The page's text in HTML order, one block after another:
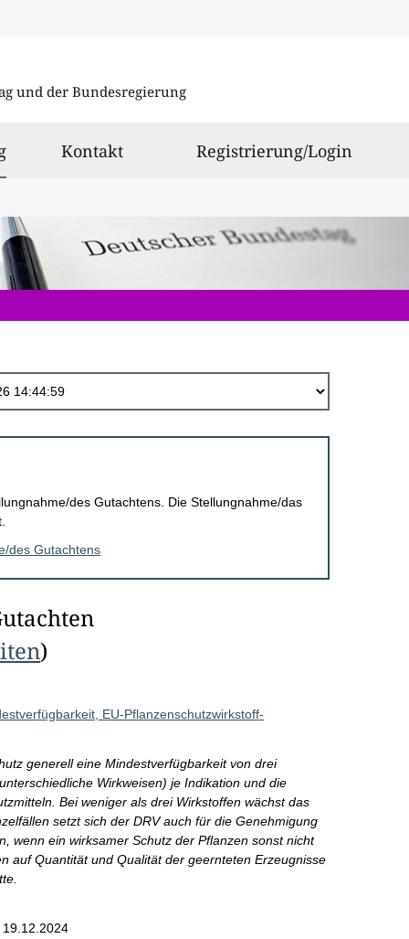
und der Bundesregierung
ausgewählt
Kontakt Registrierung/Login
des Gutachtens. Die Stellungnahme/das
des Gutachtens
)
EU-Pflanzenschutzwirkstoff-
generell eine Mindestverfügbarkeit von drei
Wirkweisen) je Indikation und die
Bei weniger als drei Wirkstoffen wächst das
setzt sich der DRV auch für die Genehmigung
wenn ein wirksamer Schutz der Pflanzen sonst nicht
auf Quantität und Qualität der geernteten Erzeugnisse
19.12.2024